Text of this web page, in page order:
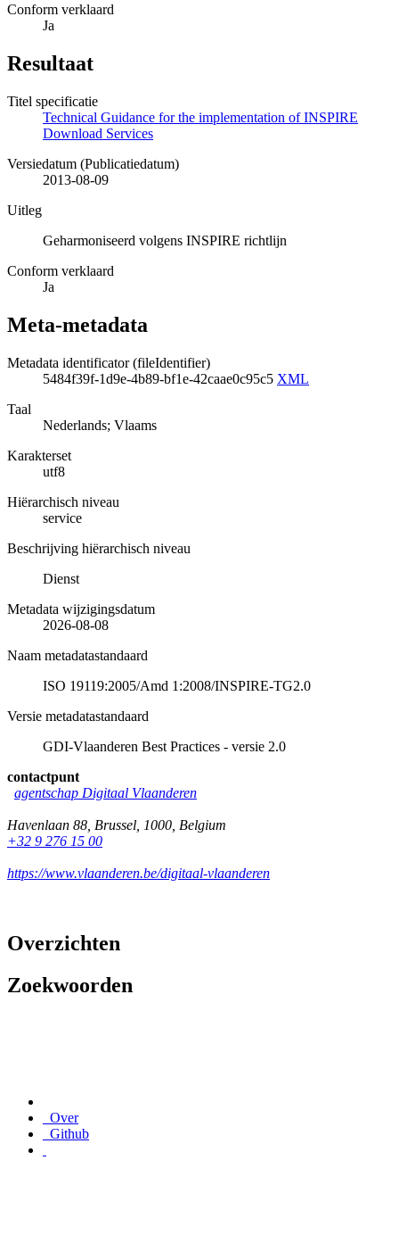
Conform verklaard
Ja
Resultaat
Titel specificatie
Technical Guidance for the implementation of INSPIRE
Download Services
Versiedatum (Publicatiedatum)
2013-08-09
Uitleg
Geharmoniseerd volgens INSPIRE richtlijn
Conform verklaard
Ja
Meta-metadata
Metadata identificator (fileIdentifier)
5484f39f-1d9e-4b89-bf1e-42caae0c95c5 XML
Taal
Nederlands; Vlaams
Karakterset
utf8
Hiërarchisch niveau
service
Beschrijving hiërarchisch niveau
Dienst
Metadata wijzigingsdatum
2026-08-08
Naam metadatastandaard
ISO 19119:2005/Amd 1:2008/INSPIRE-TG2.0
Versie metadatastandaard
GDI-Vlaanderen Best Practices - versie 2.0
contactpunt
agentschap Digitaal Vlaanderen
Havenlaan 88 Brussel 1000 Belgium
+32 9 276 15 00
https://www.vlaanderen.be/digitaal-vlaanderen
Overzichten
Zoekwoorden
Over
Github